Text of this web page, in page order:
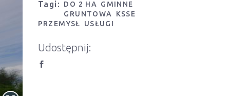
Tagi:
DO 2 HA
GMINNE
GRUNTOWA
KSSE
PRZEMYSŁ
USŁUGI
Udostępnij: